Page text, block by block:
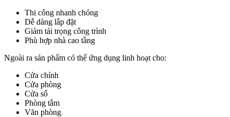
Thi công nhanh chóng
Dễ dàng lắp đặt
Giảm tải trọng công trình
Phù hợp nhà cao tầng
Ngoài ra sản phẩm có thể ứng dụng linh hoạt cho:
Cửa chính
Cửa phòng
Cửa sổ
Phòng tắm
Văn phòng